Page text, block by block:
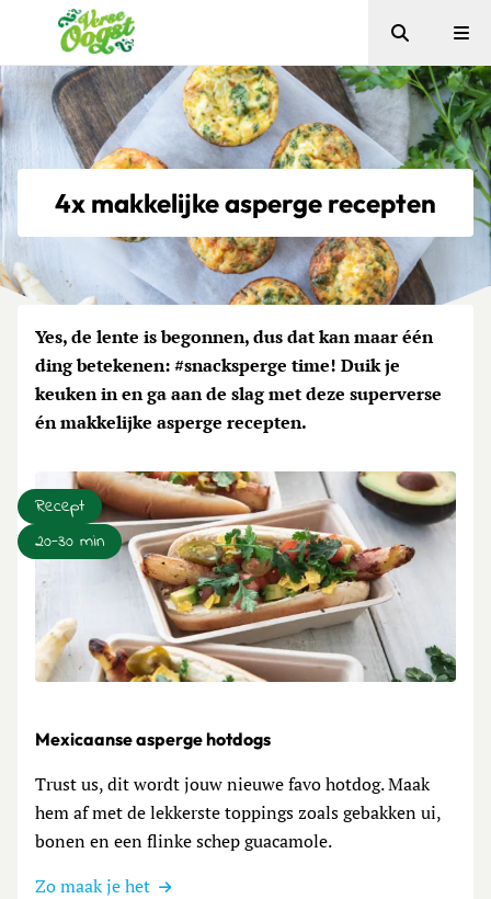
Verse Oogst
Zoeken
4x makkelijke asperge recepten
Yes, de lente is begonnen, dus dat kan maar één
ding betekenen: #snacksperge time! Duik je
keuken in en ga aan de slag met deze superverse
én makkelijke asperge recepten.
Recept
20-30 min
Mexicaanse asperge hotdogs
Trust us, dit wordt jouw nieuwe favo hotdog. Maak
hem af met de lekkerste toppings zoals gebakken ui,
bonen en een flinke schep guacamole.
Zo maak je het